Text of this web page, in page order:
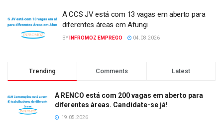
A CCS JV está com 13 vagas em aberto para
diferentes áreas em Afungi
BY INFROMOZ EMPREGO 04.08.2026
Trending Comments Latest
A RENCO está com 200 vagas em aberto para
diferentes àreas. Candidate-se já!
19.05.2026